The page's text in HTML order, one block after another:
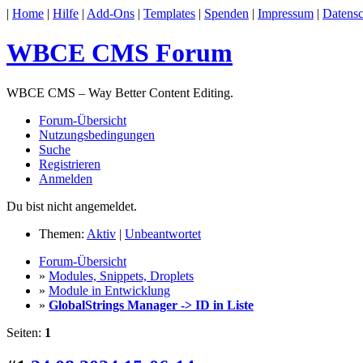
| Home | Hilfe | Add-Ons | Templates | Spenden | Impressum |
WBCE CMS Forum
WBCE CMS – Way Better Content Editing.
Forum-Übersicht
Nutzungsbedingungen
Suche
Registrieren
Anmelden
Du bist nicht angemeldet.
Themen: Aktiv | Unbeantwortet
Forum-Übersicht
» Modules, Snippets, Droplets
» Module in Entwicklung
» GlobalStrings Manager -> ID in Liste
Seiten: 1